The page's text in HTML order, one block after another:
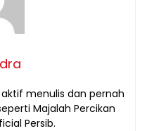
menulis dan pernah
Majalah Percikan
Persib.